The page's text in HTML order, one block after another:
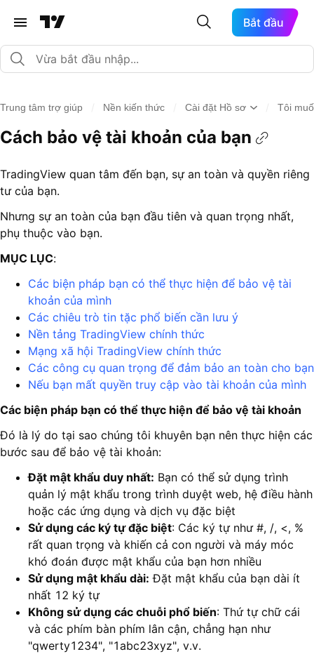
Bắt đầu
Trung tâm trợ giúp Nền kiến thức Cài đặt Hồ sơ Tôi
Cách bảo vệ tài khoản của bạn
TradingView quan tâm đến bạn, sự an toàn và quyền riêng
tư của bạn.
Nhưng sự an toàn của bạn đầu tiên và quan trọng nhất,
phụ thuộc vào bạn.
MỤC LỤC:
Các biện pháp bạn có thể thực hiện để bảo vệ tài
khoản của mình
Các chiêu trò tin tặc phổ biến cần lưu ý
Nền tảng TradingView chính thức
Mạng xã hội TradingView chính thức
Các công cụ quan trọng để đảm bảo an toàn cho bạn
Nếu bạn mất quyền truy cập vào tài khoản của mình
Các biện pháp bạn có thể thực hiện để bảo vệ tài khoản
Đó là lý do tại sao chúng tôi khuyên bạn nên thực hiện các
bước sau để bảo vệ tài khoản:
Đặt mật khẩu duy nhất: Bạn có thể sử dụng trình
quản lý mật khẩu trong trình duyệt web, hệ điều hành
hoặc các ứng dụng và dịch vụ đặc biệt
Sử dụng các ký tự đặc biệt: Các ký tự như #, /, <, %
rất quan trọng và khiến cả con người và máy móc
khó đoán được mật khẩu của bạn hơn nhiều
Sử dụng mật khẩu dài: Đặt mật khẩu của bạn dài ít
nhất 12 ký tự
Không sử dụng các chuỗi phổ biến: Thứ tự chữ cái
và các phím bàn phím lân cận, chẳng hạn như
"qwerty1234", "1abc23xyz", v.v.